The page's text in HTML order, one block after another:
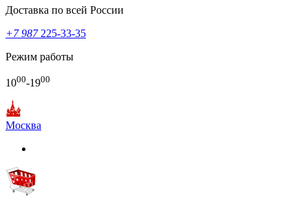
Доставка по всей России
+7 987225-33-35
Режим работы
1000-1900
Москва